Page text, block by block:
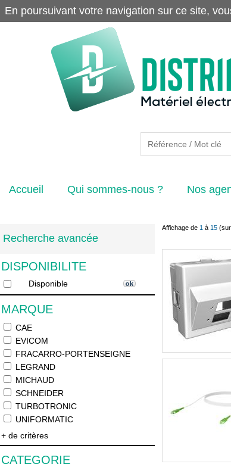
Accueil Qui sommes-nous ? Nos
Recherche avancée
DISPONIBILITE
Disponible
MARQUE
CAE
EVICOM
FRACARRO-PORTENSEIGNE
LEGRAND
MICHAUD
SCHNEIDER
TURBOTRONIC
UNIFORMATIC
+ de critères
CATEGORIE
Affichage de 1 à 15 (sur
En poursuivant votre navigation sur ce site,